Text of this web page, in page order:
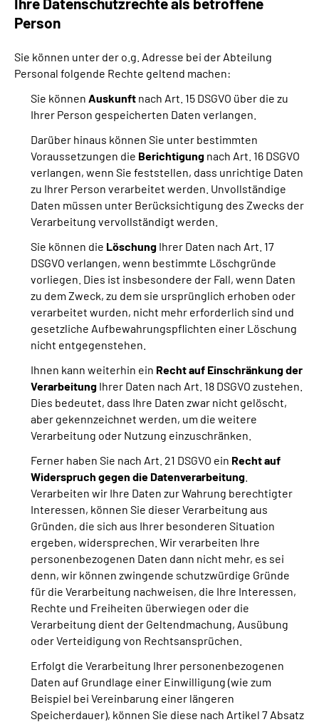
Person
Sie können unter der o.g. Adresse bei der Abteilung
Personal folgende Rechte geltend machen:
Sie können Auskunft nach Art. 15 DSGVO über die zu
Ihrer Person gespeicherten Daten verlangen.
Darüber hinaus können Sie unter bestimmten
Voraussetzungen die Berichtigung nach Art. 16 DSGVO
verlangen, wenn Sie feststellen, dass unrichtige Daten
zu Ihrer Person verarbeitet werden. Unvollständige
Daten müssen unter Berücksichtigung des Zwecks der
Verarbeitung vervollständigt werden.
Sie können die Löschung Ihrer Daten nach Art. 17
DSGVO verlangen, wenn bestimmte Löschgründe
vorliegen. Dies ist insbesondere der Fall, wenn Daten
zu dem Zweck, zu dem sie ursprünglich erhoben oder
verarbeitet wurden, nicht mehr erforderlich sind und
gesetzliche Aufbewahrungspflichten einer Löschung
nicht entgegenstehen.
Ihnen kann weiterhin ein Recht auf Einschränkung der
Verarbeitung Ihrer Daten nach Art. 18 DSGVO zustehen.
Dies bedeutet, dass Ihre Daten zwar nicht gelöscht,
aber gekennzeichnet werden, um die weitere
Verarbeitung oder Nutzung einzuschränken.
Ferner haben Sie nach Art. 21 DSGVO ein Recht auf
Widerspruch gegen die Datenverarbeitung
Verarbeiten wir Ihre Daten zur Wahrung berechtigter
Interessen, können Sie dieser Verarbeitung aus
Gründen, die sich aus Ihrer besonderen Situation
ergeben, widersprechen. Wir verarbeiten Ihre
personenbezogenen Daten dann nicht mehr, es sei
denn, wir können zwingende schutzwürdige Gründe
für die Verarbeitung nachweisen, die Ihre Interessen,
Rechte und Freiheiten überwiegen oder die
Verarbeitung dient der Geltendmachung, Ausübung
oder Verteidigung von Rechtsansprüchen.
Erfolgt die Verarbeitung Ihrer personenbezogenen
Daten auf Grundlage einer Einwilligung (wie zum
Beispiel bei Vereinbarung einer längeren
Speicherdauer), können Sie diese nach Artikel 7 Absatz